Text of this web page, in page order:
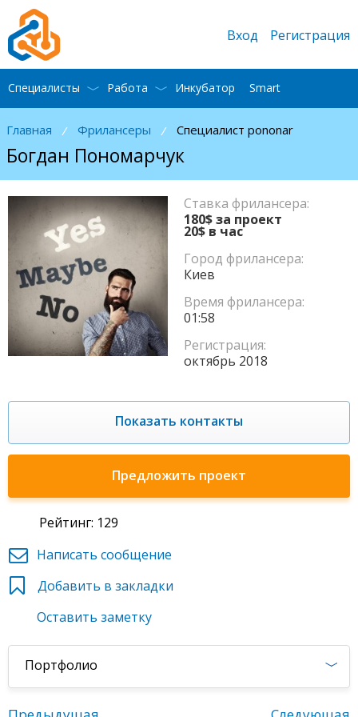
Главная / Фрилансеры / Специалист pononar
Богдан Пономарчук
Ставка фрилансера:
180$ за проект
20$ в час
Город фрилансера:
Киев
Время фрилансера:
01:58
Регистрация:
октябрь 2018
Показать контакты
Предложить проект
Рейтинг: 129
Написать сообщение
Добавить в закладки
Оставить заметку
Портфолио
Вход Регистрация
Специалисты Работа Инкубатор Smart